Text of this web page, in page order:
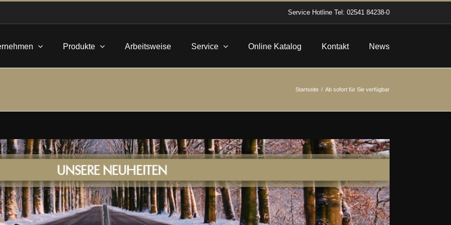
Service Hotline Tel: 02541 84238-0
Produkte Arbeitsweise Service Online Katalog Kontakt News
Startseite Ab sofort für Sie verfügbar